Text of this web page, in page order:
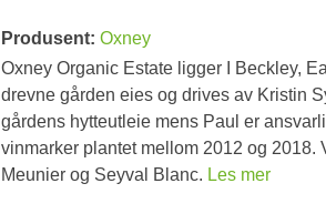
Produsent: Oxney
Oxney Organic Estate ligger I Beckley,
drevne gården eies og drives av Kristin
gårdens hytteutleie mens Paul er
vinmarker plantet mellom 2012 og 2018.
Meunier og Seyval Blanc. Les mer